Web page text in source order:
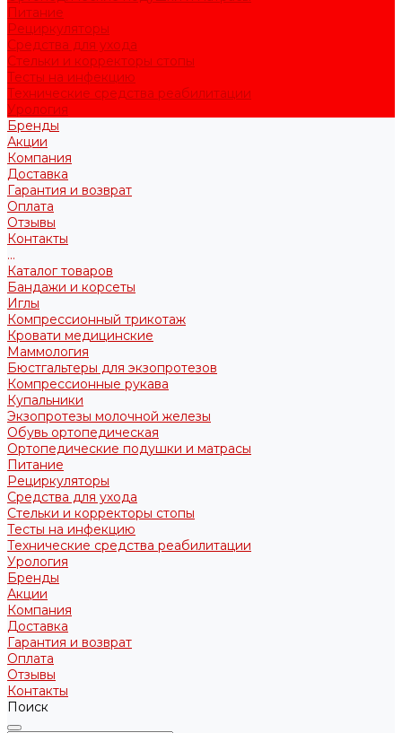
Питание
Рециркуляторы
Средства для ухода
Стельки и корректоры стопы
Тесты на инфекцию
Технические средства реабилитации
Урология
Бренды
Акции
Компания
Доставка
Гарантия и возврат
Оплата
Отзывы
Контакты
...
Каталог товаров
Бандажи и корсеты
Иглы
Компрессионный трикотаж
Кровати медицинские
Маммология
Бюстгальтеры для экзопротезов
Компрессионные рукава
Купальники
Экзопротезы молочной железы
Обувь ортопедическая
Ортопедические подушки и матрасы
Питание
Рециркуляторы
Средства для ухода
Стельки и корректоры стопы
Тесты на инфекцию
Технические средства реабилитации
Урология
Бренды
Акции
Компания
Доставка
Гарантия и возврат
Оплата
Отзывы
Контакты
Поиск